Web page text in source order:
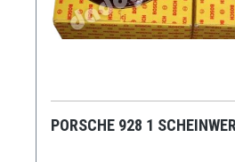
PORSCHE 928 1